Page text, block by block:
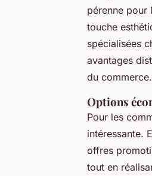
pérenne pour
touche
spécialisées
avantages
du commerce.
Options
Pour les
intéressante.
offres
tout en